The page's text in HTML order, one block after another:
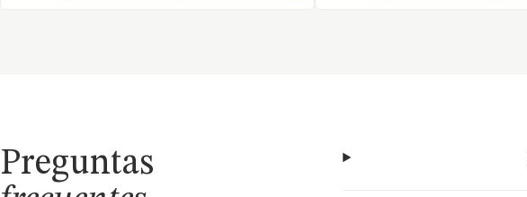
Preguntas